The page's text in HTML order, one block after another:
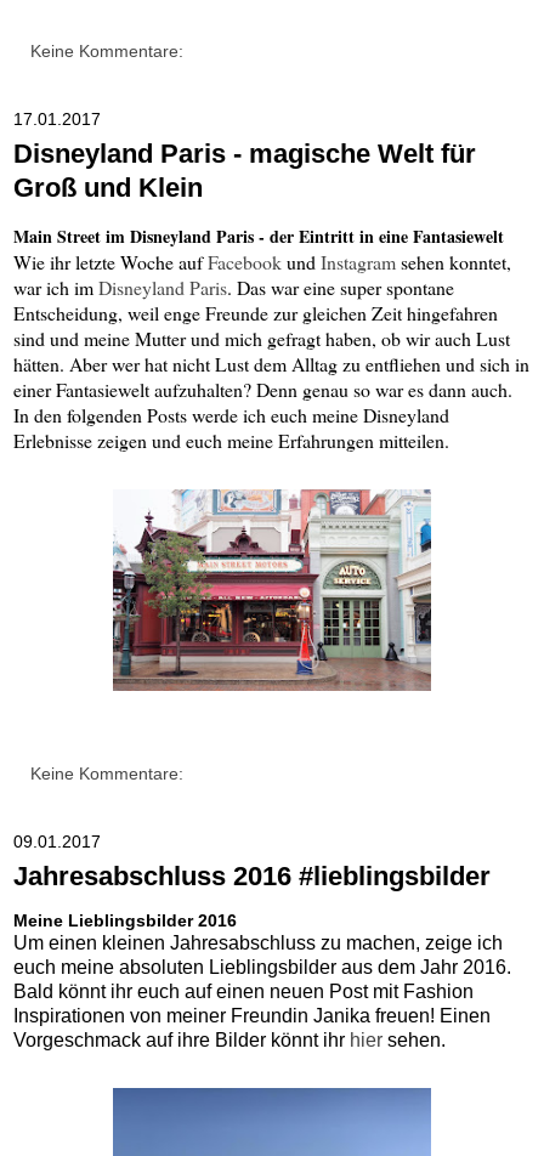
Keine Kommentare:
17.01.2017
Disneyland Paris - magische Welt für
Groß und Klein
Main Street im Disneyland Paris - der Eintritt in eine Fantasiewelt
Wie ihr letzte Woche aufFacebookund Instagramsehen konntet,
war ich imDisneyland Paris. Das war eine super spontane
Entscheidung, weil enge Freunde zur gleichen Zeit hingefahren
sind und meine Mutter und mich gefragt haben, ob wir auch Lust
hätten. Aber wer hat nicht Lust dem Alltag zu entfliehen und sich in
einer Fantasiewelt aufzuhalten? Denn genau so war es dann auch.
In den folgenden Posts werde ich euch meine Disneyland
Erlebnisse zeigen und euch meine Erfahrungen mitteilen.
Keine Kommentare:
09.01.2017
Jahresabschluss 2016 #lieblingsbilder
Meine Lieblingsbilder 2016
Um einen kleinen Jahresabschluss zu machen, zeige ich
euch meine absoluten Lieblingsbilder aus dem Jahr 2016.
Bald könnt ihr euch auf einen neuen Post mit Fashion
Inspirationen von meiner Freundin Janika freuen! Einen
Vorgeschmack auf ihre Bilder könnt ihr hier sehen.